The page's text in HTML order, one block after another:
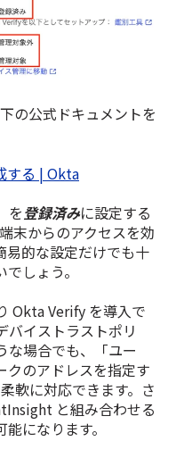
の公式ドキュメントを
する | Okta
を登録済みに設定する
末からのアクセスを効
易的な設定だけでも十
しょう。
Okta Verify を導入で
バイストラストポリ
な場合でも、「ユー
クのアドレスを指定す
軟に対応できます。さ
と組み合わせる
になります。